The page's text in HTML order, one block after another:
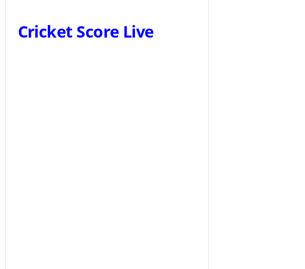
Cricket Score Live